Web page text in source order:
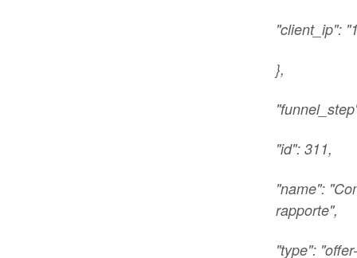
"client_ip":
},
"id": 311,
"name":
rapporte",
"type":